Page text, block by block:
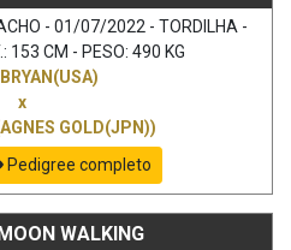
- 01/07/2022 - TORDILHA -
153 CM - PESO: 490 KG
x
GOLD(JPN))
Pedigree completo
WALKING